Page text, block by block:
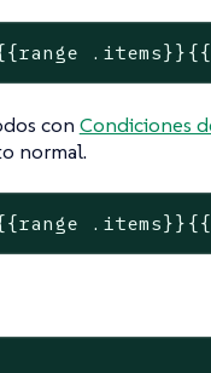
con Condiciones
normal.